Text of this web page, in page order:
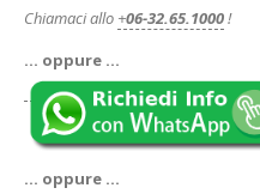
Chiamaci allo +06-32.65.1000!
… oppure …
… oppure …